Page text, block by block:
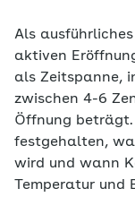
Als
aktiven
als Zeitspanne,
zwischen 4-6
Öffnung
festgehalten,
wird und wann
Temperatur und